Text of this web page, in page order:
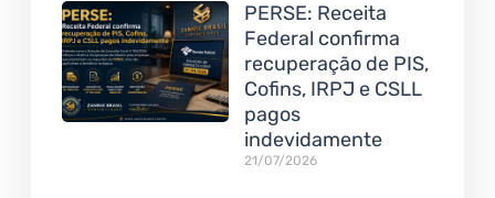
PERSE: Receita
Federal confirma
recuperação de PIS,
Cofins, IRPJ e CSLL
pagos
indevidamente
21/07/2026